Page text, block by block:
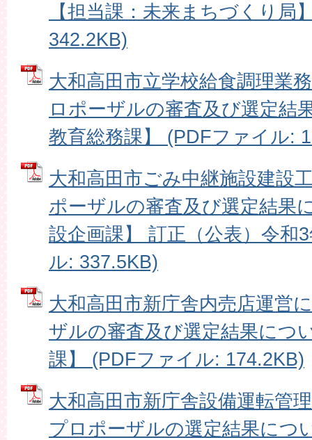
【担当課：未来まちづくり局
342.2KB)
大和高田市立学校給食調理業
ロポーザルの審査及び選定結
教育総務課】 (PDFファイル:
大和高田市ごみ中継施設建設
ポーザルの審査及び選定結果
設企画課】 訂正（公表）令和
ル: 337.5KB)
大和高田市新庁舎内売店運営
ザルの審査及び選定結果につ
課】 (PDFファイル: 174.2KB)
大和高田市新庁舎設備運転管
プロポーザルの選定結果につ